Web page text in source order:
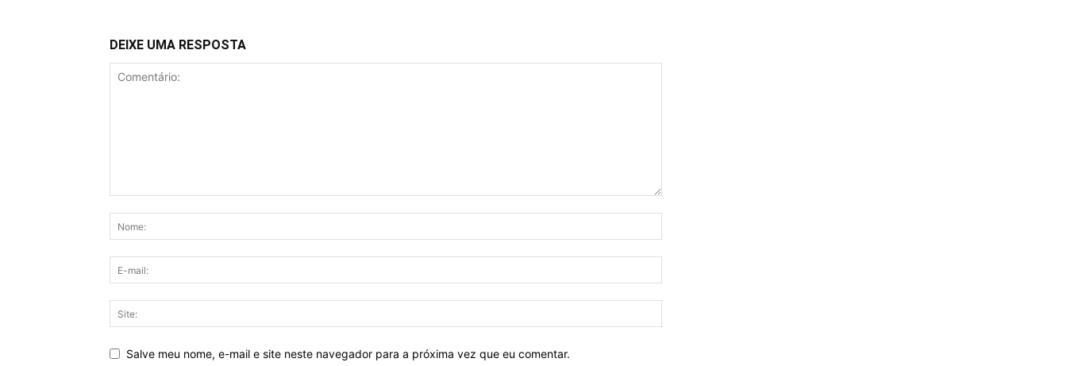
DEIXE UMA RESPOSTA
Salve meu nome, e-mail e site neste navegador para a próxima vez que eu comentar.